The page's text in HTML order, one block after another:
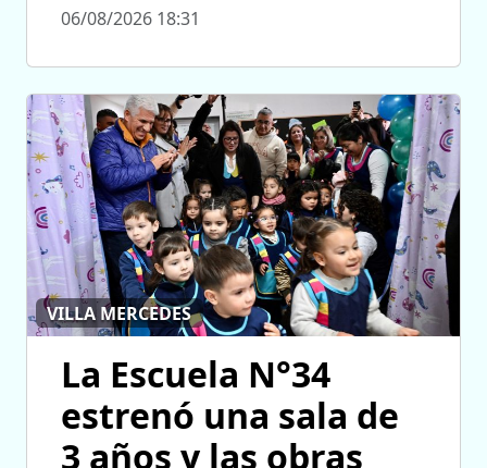
06/08/2026 18:31
VILLA MERCEDES
La Escuela N°34
estrenó una sala de
3 años y las obras